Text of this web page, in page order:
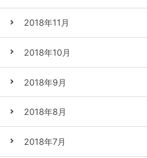
2018年11月
2018年10月
2018年9月
2018年8月
2018年7月